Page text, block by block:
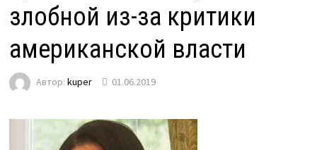
злобной из-за критики
американской власти
Автор: kuper 01.06.2019